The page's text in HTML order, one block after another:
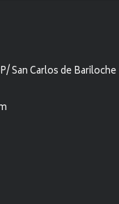
San Carlos de Bariloche